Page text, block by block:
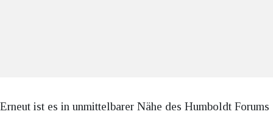
Erneut ist es in unmittelbarer Nähe des Humboldt Forums